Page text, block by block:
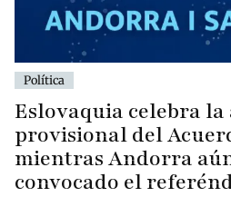
Política
Eslovaquia celebra
provisional del
mientras Andorra
convocado el